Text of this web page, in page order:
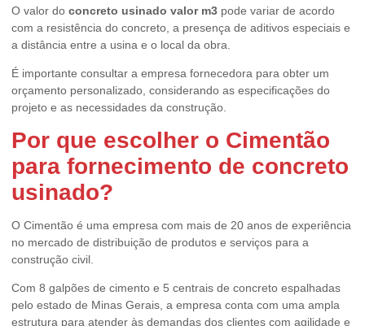
O valor do concreto usinado valor m3 pode variar de acordo
com a resistência do concreto, a presença de aditivos especiais e
a distância entre a usina e o local da obra.
É importante consultar a empresa fornecedora para obter um
orçamento personalizado, considerando as especificações do
projeto e as necessidades da construção.
Por que escolher o Cimentão
para fornecimento de concreto
usinado?
O Cimentão é uma empresa com mais de 20 anos de experiência
no mercado de distribuição de produtos e serviços para a
construção civil.
Com 8 galpões de cimento e 5 centrais de concreto espalhadas
pelo estado de Minas Gerais, a empresa conta com uma ampla
estrutura para atender às demandas dos clientes com agilidade e